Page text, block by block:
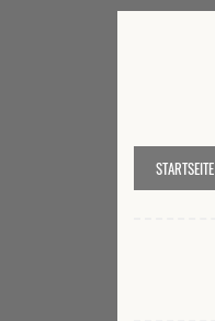
STARTSEITE